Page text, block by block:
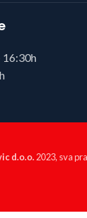
16:30h
d.o.o.2023, sva